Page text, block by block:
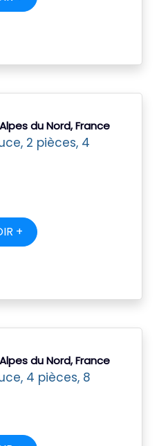
du Nord, France
2 pièces, 4
+
du Nord, France
4 pièces, 8